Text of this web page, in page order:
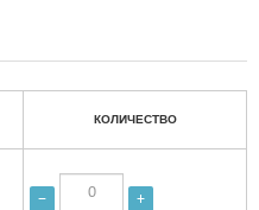
КОЛИЧЕСТВО
−
+